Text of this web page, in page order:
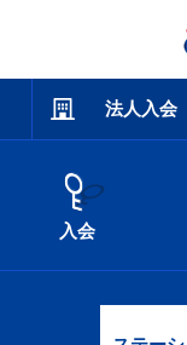
法人入会
入会